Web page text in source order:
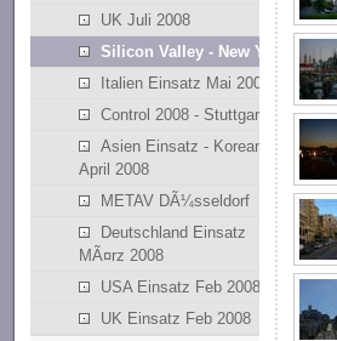
UK Juli 2008
Silicon Valley - New York
Italien Einsatz Mai 2008
Control 2008 - Stuttgart
Asien Einsatz - Korean
April 2008
METAV DÃ¼sseldorf
Deutschland Einsatz
MÃ¤rz 2008
USA Einsatz Feb 2008
UK Einsatz Feb 2008